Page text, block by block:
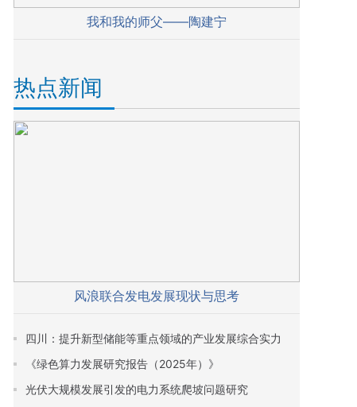
我和我的师父——陶建宁
热点新闻
风浪联合发电发展现状与思考
四川：提升新型储能等重点领域的产业发展综合实力
《绿色算力发展研究报告（2025年）》
光伏大规模发展引发的电力系统爬坡问题研究